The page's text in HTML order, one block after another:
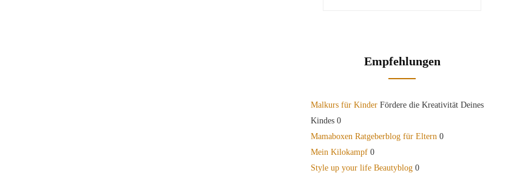
Empfehlungen
Malkurs für Kinder Fördere die Kreativität Deines
Kindes 0
Mamaboxen Ratgeberblog für Eltern 0
Mein Kilokampf 0
Style up your life Beautyblog 0